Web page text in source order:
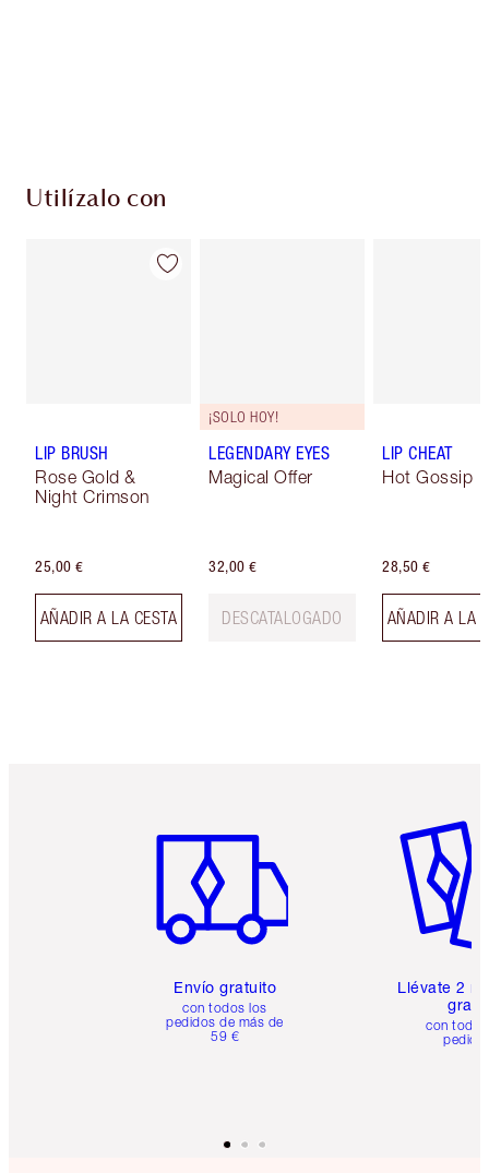
Utilízalo con
LIP BRUSH
Rose Gold &
Night Crimson
25,00 €
AÑADIR A LA CESTA
¡SOLO HOY!
LEGENDARY EYES
Magical Offer
32,00 €
DESCATALOGADO
LIP CHEAT
Hot Gossip
28,50 €
AÑADIR A LA
Envío gratuito
con todos los
pedidos de más de
59 €
Llévate 2
gratis
con